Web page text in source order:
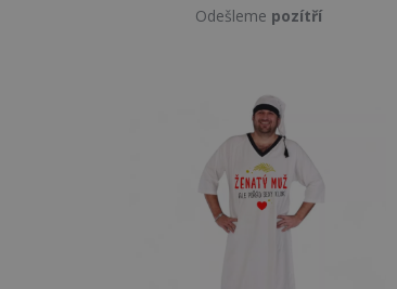
Odešleme pozítří